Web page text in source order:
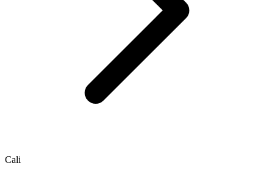
Cali